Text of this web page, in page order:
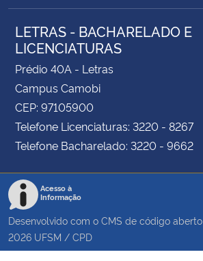
LETRAS - BACHARELADO E
LICENCIATURAS
Prédio 40A - Letras
Campus Camobi
CEP: 97105900
Telefone Licenciaturas: 3220 - 8267
Telefone Bacharelado: 3220 - 9662
Acesso à
Informação
Desenvolvido com o CMS de código aberto
2026 UFSM / CPD